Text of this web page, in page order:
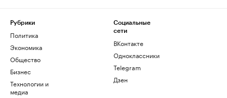
Рубрики
Политика
Экономика
Общество
Бизнес
Технологии и
медиа
Социальные
сети
ВКонтакте
Одноклассники
Telegram
Дзен